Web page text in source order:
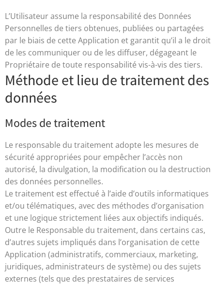
L’Utilisateur assume la responsabilité des Données
Personnelles de tiers obtenues, publiées ou partagées
par le biais de cette Application et garantit qu’il a le droit
de les communiquer ou de les diffuser, dégageant le
Propriétaire de toute responsabilité vis-à-vis des tiers.
Méthode et lieu de traitement des
données
Modes de traitement
Le responsable du traitement adopte les mesures de
sécurité appropriées pour empêcher l’accès non
autorisé, la divulgation, la modification ou la destruction
des données personnelles.
Le traitement est effectué à l’aide d’outils informatiques
et/ou télématiques, avec des méthodes d’organisation
et une logique strictement liées aux objectifs indiqués.
Outre le Responsable du traitement, dans certains cas,
d’autres sujets impliqués dans l’organisation de cette
Application (administratifs, commerciaux, marketing,
juridiques, administrateurs de système) ou des sujets
externes (tels que des prestataires de services